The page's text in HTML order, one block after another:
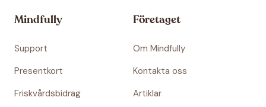
Mindfully
Support
Presentkort
Friskvårdsbidrag
Företaget
Om Mindfully
Kontakta oss
Artiklar